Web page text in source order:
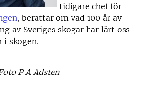
tidigare chef för
, berättar om vad 100 år av
av Sveriges skogar har lärt oss
i skogen.
P A Adsten